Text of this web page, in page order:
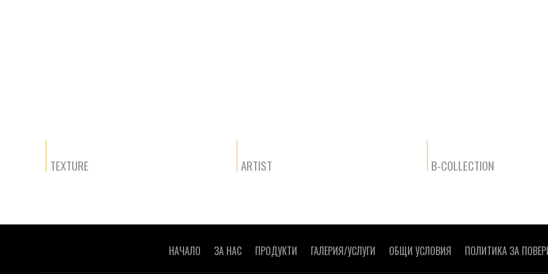
TEXTURE ARTIST B-COLLECTION
НАЧАЛО ЗА НАС ПРОДУКТИ ГАЛЕРИЯ/УСЛУГИ ОБЩИ УСЛОВИЯ ПОЛИТИКА ЗА